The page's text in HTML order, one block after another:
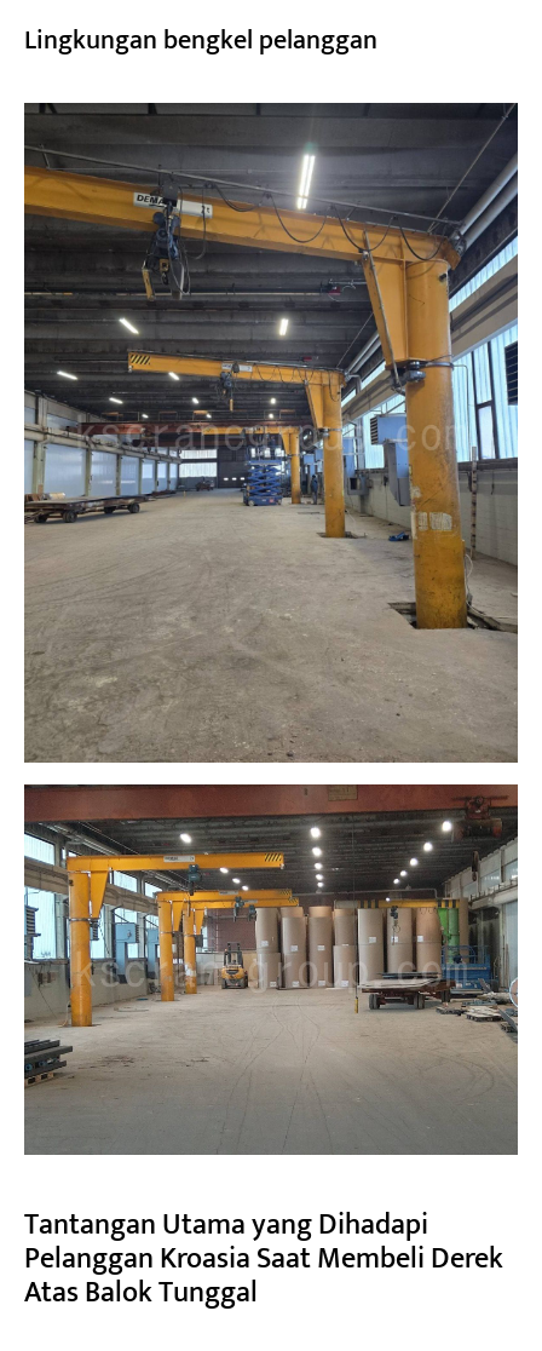
Lingkungan bengkel pelanggan
Tantangan Utama yang Dihadapi
Pelanggan Kroasia Saat Membeli Derek
Atas Balok Tunggal